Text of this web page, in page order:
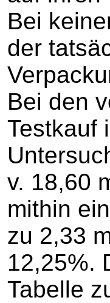
Bei
der
Bei den
Testkauf
v. 18,60
mithin
zu 2,33
12,25%.
Tabelle